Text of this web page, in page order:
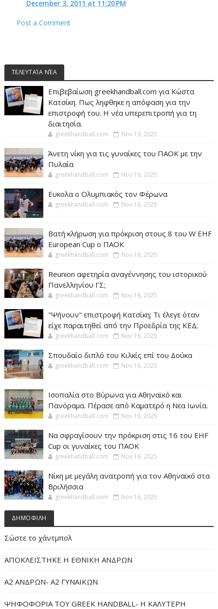
December 3, 2011 at 11:20 PM
Post a Comment
ΤΕΛΕΥΤΑΊΑ ΝΈΑ
Επιβεβαίωση greekhandball.com για Κώστα
Κατσίκη. Πως ληφθηκε η απόφαση για την
επιστροφή του. Η νέα υπερεπιτροπή για τη
διαιτησία.
greekhandball.com Nov 19, 2025
Άνετη νίκη για τις γυναίκες του ΠΑΟΚ με την
Πυλαία
greekhandball.com Nov 19, 2025
Ευκολα ο Ολυμπιακός τον Φέρωνα
greekhandball.com Nov 18, 2025
Βατή κλήρωση για πρόκριση στους 8 του W EHF
European Cup ο ΠΑΟΚ
greekhandball.com Nov 18, 2025
Reunion αφετηρία αναγέννησης του ιστορικού
Πανελληνίου ΓΣ;
greekhandball.com Nov 18, 2025
"Ψήνουν" επιστροφή Κατσίκη; Τι έλεγε όταν
είχε παραιτηθεί από την Προεδρία της ΚΕΔ;
greekhandball.com Nov 16, 2025
Σπουδαίο διπλό του Κιλκίς επί του Δούκα
greekhandball.com Nov 16, 2025
Ισοπαλία στο Βύρωνα για Αθηναϊκό και
Πανόραμα. Πέρασε από Καματερό η Νεα Ιωνία.
greekhandball.com Nov 16, 2025
Να σφραγίσουν την πρόκριση στις 16 του EHF
Cup οι γυναίκες του ΠΑΟΚ
greekhandball.com Nov 16, 2025
Νίκη με μεγάλη ανατροπή για τον Αθηναϊκό στα
Βριλήσσια
greekhandball.com Nov 16, 2025
ΔΗΜΟΦΙΛΗ
Σώστε το χάντμπολ
ΑΠΟΚΛΕΙΣΤΗΚΕ Η ΕΘΝΙΚΗ ΑΝΔΡΩΝ
Α2 ΑΝΔΡΩΝ- Α2 ΓΥΝΑΙΚΩΝ
ΨΗΦΟΦΟΡΙΑ ΤΟΥ GREEK HANDBALL- H ΚΑΛΥΤΕΡΗ